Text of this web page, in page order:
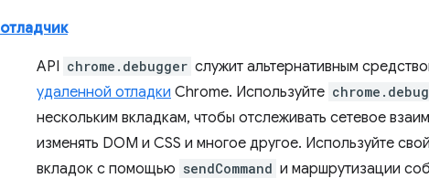
отладчик
API chrome.debugger служит альтернативным
удаленной отладки Chrome. Используйте
нескольким вкладкам, чтобы отслеживать сетевое
изменять DOM и CSS и многое другое. Используйте
вкладок с помощью sendCommand и маршрутизации